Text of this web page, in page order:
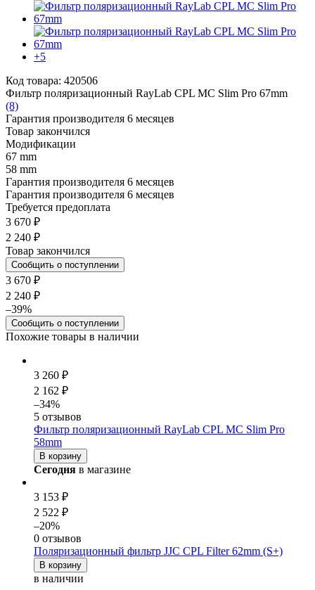
+5
Код товара: 420506
Фильтр поляризационный RayLab CPL MC Slim Pro 67mm
(8)
Гарантия производителя 6 месяцев
Товар закончился
Модификации
67 mm
58 mm
Гарантия производителя 6 месяцев
Гарантия производителя 6 месяцев
Требуется предоплата
3 670 ₽
2 240 ₽
Товар закончился
Сообщить о поступлении
3 670 ₽
2 240 ₽
–39%
Сообщить о поступлении
Похожие товары в наличии
3 260 ₽
2 162 ₽
–34%
5 отзывов
Фильтр поляризационный RayLab CPL MC Slim Pro
58mm
В корзину
Сегодня в магазине
3 153 ₽
2 522 ₽
–20%
0 отзывов
Поляризационный фильтр JJC CPL Filter 62mm (S+)
В корзину
в наличии